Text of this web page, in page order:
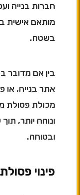
חברות בנייה
מותאם אישית
בשטח.
בין אם מדובר
אתר בנייה, או
מכולת פסולת
ונוחה יותר,
ובטוחה.
פינוי